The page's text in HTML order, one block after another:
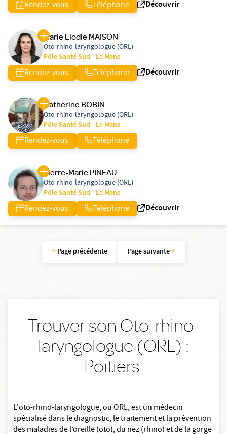
Rendez-vous Téléphone Découvrir
Marie Elodie MAISON
Oto-rhino-laryngologue (ORL)
Pôle Santé Sud - Le Mans
Rendez-vous Téléphone Découvrir
Catherine BOBIN
Oto-rhino-laryngologue (ORL)
Pôle Santé Sud - Le Mans
Rendez-vous Téléphone
Pierre-Marie PINEAU
Oto-rhino-laryngologue (ORL)
Pôle Santé Sud - Le Mans
Rendez-vous Téléphone Découvrir
Page précédente Page suivante
Trouver son Oto-rhino-
laryngologue (ORL) :
Poitiers
L'oto-rhino-laryngologue, ou ORL, est un médecin
spécialisé dans le diagnostic, le traitement et la prévention
des maladies de l’oreille (oto), du nez (rhino) et de la gorge